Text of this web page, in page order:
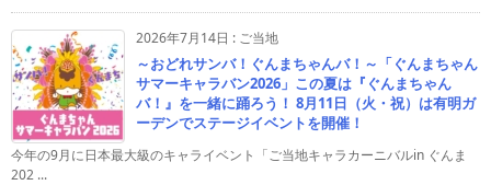
2026年7月14日 : ご当地
～おどれサンバ！ぐんまちゃんバ！～「ぐんまちゃん
サマーキャラバン2026」この夏は『ぐんまちゃん
バ！』を一緒に踊ろう！ 8月11日（火・祝）は有明ガ
ーデンでステージイベントを開催！
今年の9月に日本最大級のキャライベント「ご当地キャラカーニバルin ぐんま
202 ...